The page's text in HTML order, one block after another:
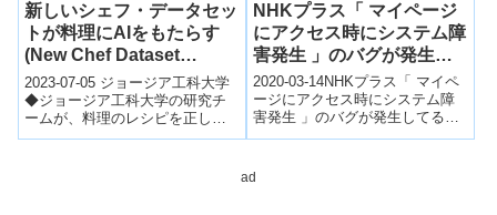
新しいシェフ・データセッ
トが料理にAIをもたらす
(New Chef Dataset
Brings AI to Cooking)
2023-07-05 ジョージア工科大学
◆ジョージア工科大学の研究チ
ームが、料理のレシピを正しい
順序で理解し、ユーザーが料理
NHKプラス「 マイページ
にアクセス時にシステム障
害発生 」のバグが発生し
てるひと
2020-03-14NHKプラス「 マイペ
ージにアクセス時にシステム障
害発生 」のバグが発生してるひ
と NHKプラスID、パスワードを
ad